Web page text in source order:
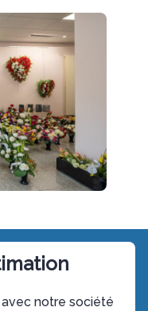
avec notre société